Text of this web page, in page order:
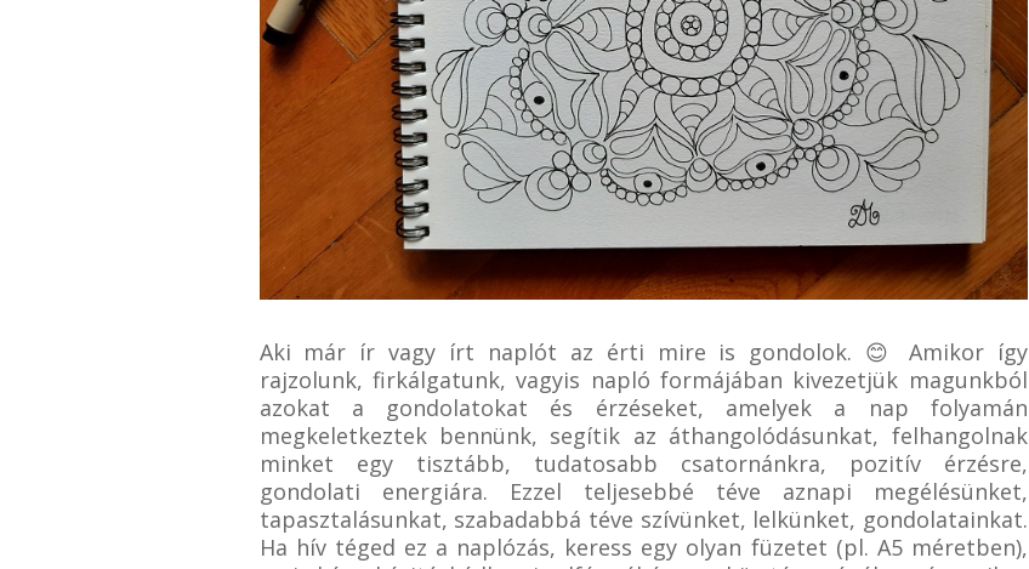
Aki már ír vagy írt naplót az érti mire is gondolok. 😊 Amikor így
rajzolunk, firkálgatunk, vagyis napló formájában kivezetjük magunkból
azokat a gondolatokat és érzéseket, amelyek a nap folyamán
megkeletkeztek bennünk, segítik az áthangolódásunkat, felhangolnak
minket egy tisztább, tudatosabb csatornánkra, pozitív érzésre,
gondolati energiára. Ezzel teljesebbé téve aznapi megélésünket,
tapasztalásunkat, szabadabbá téve szívünket, lelkünket, gondolatainkat.
Ha hív téged ez a naplózás, keress egy olyan füzetet (pl. A5 méretben),